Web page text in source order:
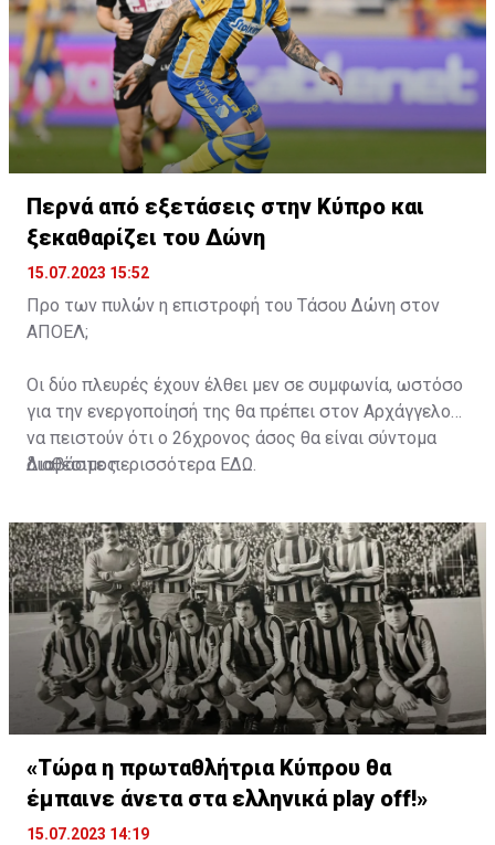
Περνά από εξετάσεις στην Κύπρο και
ξεκαθαρίζει του Δώνη
15.07.2023 15:52
Προ των πυλών η επιστροφή του Τάσου Δώνη στον
ΑΠΟΕΛ;
Οι δύο πλευρές έχουν έλθει μεν σε συμφωνία, ωστόσο
για την ενεργοποίησή της θα πρέπει στον Αρχάγγελο
να πειστούν ότι ο 26χρονος άσος θα είναι σύντομα
διαθέσιμος.
Διαβάστε περισσότερα ΕΔΩ.
«Τώρα η πρωταθλήτρια Κύπρου θα
έμπαινε άνετα στα ελληνικά play off!»
15.07.2023 14:19